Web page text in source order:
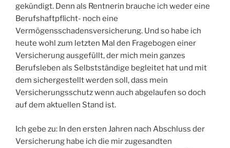
gekündigt. Denn als Rentnerin brauche ich weder eine
Berufshaftpflicht- noch eine
Vermögensschadensversicherung. Und so habe ich
heute wohl zum letzten Mal den Fragebogen einer
Versicherung ausgefüllt, der mich mein ganzes
Berufsleben als Selbstständige begleitet hat und mit
dem sichergestellt werden soll, dass mein
Versicherungsschutz wenn auch abgelaufen so doch
auf dem aktuellen Stand ist.
Ich gebe zu: In den ersten Jahren nach Abschluss der
Versicherung habe ich die mir zugesandten